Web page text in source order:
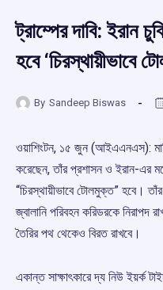
ট্রাম্পের দাবি: ইরান
হবে ‘চিরস্থায়ীভাবে
By Sandeep Biswas
ওয়াশিংটন, ১৫ জুন (আইএএনএস):
করেছেন, তাঁর প্রশাসন ও ইরান-এর
“চিরস্থায়ীভাবে টোলমুক্ত” হবে।
জ্বালানি পরিবহন করিডরকে নিরাপদ
তৈরির পথ থেকেও বিরত রাখবে।
একান্ত সাক্ষাৎকারে দ্য নিউ ইয়র্ক